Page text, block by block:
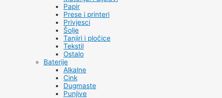
Papir
Prese i printeri
Privjesci
Šolje
Tanjiri i pločice
Tekstil
Ostalo
Baterije
Alkalne
Cink
Dugmaste
Punjive